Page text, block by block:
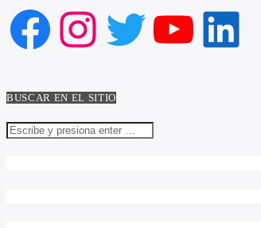
Facebook
Instagram
Twitter
BUSCAR EN EL SITIO